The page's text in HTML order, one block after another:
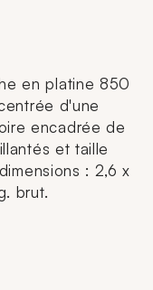
en platine 850
d'une
encadrée de
et taille
: 2,6 x
brut.